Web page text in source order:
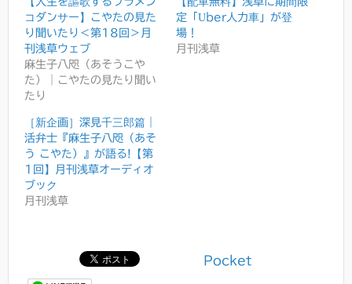
コダンサー】こやたの見た
り聞いたり＜第18回＞月
刊浅草ウェブ
麻生子八咫（あそうこや
た）｜こやたの見たり聞い
たり
定「Uber人力車」が登
場！
月刊浅草
［新企画］深見千三郎篇｜
活弁士『麻生子八咫（あそ
う こやた）』が語る!【第
1回】月刊浅草オーディオ
ブック
月刊浅草
Pocket